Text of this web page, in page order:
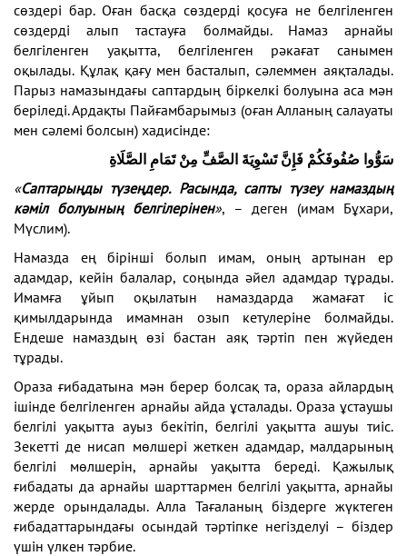
сөздері бар. Оған басқа сөздерді қосуға не белгіленген
сөздерді алып тастауға болмайды. Намаз арнайы
белгіленген уақытта, белгіленген рәкағат санымен
оқылады. Құлақ қағу мен басталып, сәлеммен аяқталады.
Парыз намазындағы саптардың біркелкі болуына аса мән
беріледі. Ардақты Пайғамбарымыз (оған Алланың салауаты
мен сәлемі болсын) хадисінде:
سَوُّوا صُفُوفَكُمْ فَإِنَّ تَسْوِيَةَ الصَّفِّ مِنْ تَمَامِ الصَّلَاةِ
«Саптарыңды түзеңдер. Расында, сапты түзеу намаздың
кәмілболуының белгілерінен», – деген (имам Бұхари,
Мүслим).
Намазда ең бірінші болып имам, оның артынан ер
адамдар, кейін балалар, соңында әйел адамдар тұрады.
Имамға ұйып оқылатын намаздарда жамағат іс
қимылдарында имамнан озып кетулеріне болмайды.
Ендеше намаздың өзі бастан аяқ тәртіп пен жүйеден
тұрады.
Ораза ғибадатына мән берер болсақ та, ораза айлардың
ішінде белгіленген арнайы айда ұсталады. Ораза ұстаушы
белгілі уақытта ауыз бекітіп, белгілі уақытта ашуы тиіс.
Зекетті де нисап мөлшері жеткен адамдар, малдарының
белгілі мөлшерін, арнайы уақытта береді. Қажылық
ғибадаты да арнайы шарттармен белгілі уақытта, арнайы
жерде орындалады. Алла Тағаланың біздерге жүктеген
ғибадаттарындағы осындай тәртіпке негізделуі – біздер
үшін үлкен тәрбие.